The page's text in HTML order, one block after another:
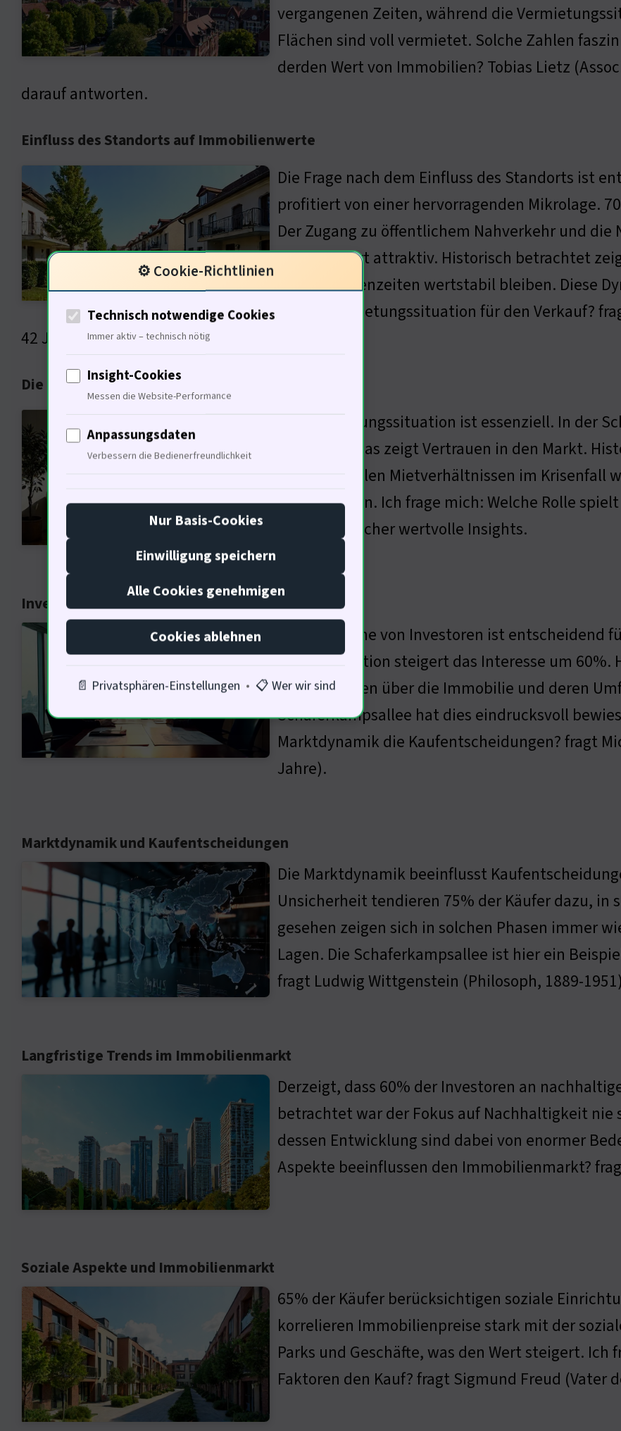
vergangenen Zeiten, während die
Flächen sind voll vermietet. Solche Zahlen
derden Wert von Immobilien? Tobias Lietz
darauf antworten.
Einfluss des Standorts auf Immobilienwerte
Die Frage nach dem Einfluss des Standorts ist
profitiert von einer hervorragenden Mikrolage.
Der Zugang zu öffentlichem Nahverkehr und
den Standort attraktiv. Historisch betrachtet
auch in Krisenzeiten wertstabil bleiben. Diese
ist die Vermietungssituation für den Verkauf?
42 Jahre).
Die Rolle der Vermietungssituation
Die Vermietungssituation ist essenziell. In der
vermietet. Das zeigt Vertrauen in den Markt.
dermit stabilen Mietverhältnissen im Krisenfall
Investoren an. Ich frage mich: Welche Rolle
hat hierzu sicher wertvolle Insights.
Investorenansprache und Marktverhalten
Die Ansprache von Investoren ist
Kommunikation steigert das Interesse um 60%.
Informationen über die Immobilie und deren
Schaferkampsallee hat dies eindrucksvoll
Marktdynamik die Kaufentscheidungen? fragt
Jahre).
Marktdynamik und Kaufentscheidungen
Die Marktdynamik beeinflusst
Unsicherheit tendieren 75% der Käufer dazu,
gesehen zeigen sich in solchen Phasen immer
Lagen. Die Schaferkampsallee ist hier ein
fragt Ludwig Wittgenstein (Philosoph, 1889-
Langfristige Trends im Immobilienmarkt
Derzeigt, dass 60% der Investoren an
betrachtet war der Fokus auf Nachhaltigkeit nie
dessen Entwicklung sind dabei von enormer
Aspekte beeinflussen den Immobilienmarkt?
Soziale Aspekte und Immobilienmarkt
65% der Käufer berücksichtigen soziale
korrelieren Immobilienpreise stark mit der
Parks und Geschäfte, was den Wert steigert.
Faktoren den Kauf? fragt Sigmund Freud (Vater
⚙️ Cookie-Richtlinien
Technisch notwendige Cookies
Immer aktiv – technisch nötig
Insight-Cookies
Messen die Website-Performance
Anpassungsdaten
Verbessern die Bedienerfreundlichkeit
Nur Basis-Cookies
Einwilligung speichern
Alle Cookies genehmigen
Cookies ablehnen
📄 Privatsphären-Einstellungen • 📋 Wer wir sind